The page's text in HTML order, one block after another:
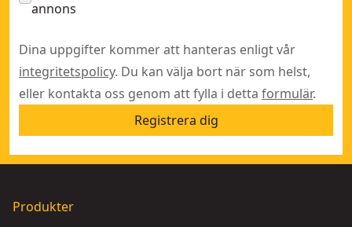
annons
Dina uppgifter kommer att hanteras enligt vår
integritetspolicy. Du kan välja bort när som helst,
eller kontakta oss genom att fylla i detta formulär.
Registrera dig
Produkter